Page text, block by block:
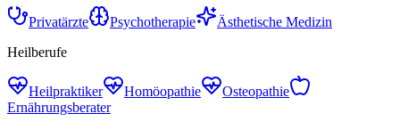
Privatärzte Psychotherapie
Ästhetische Medizin
Heilberufe
Heilpraktiker Homöopathie
Osteopathie
Ernährungsberater